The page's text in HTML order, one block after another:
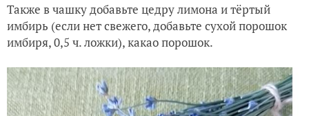
Также в чашку добавьте цедру лимона и тёртый
имбирь (если нет свежего, добавьте сухой порошок
имбиря, 0,5 ч. ложки), какао порошок.